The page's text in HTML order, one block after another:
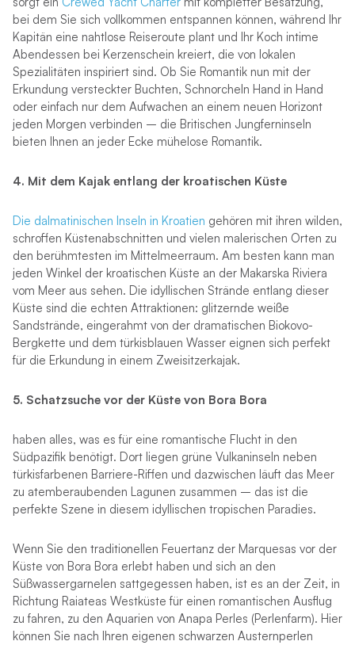
bei dem Sie sich vollkommen entspannen können, während Ihr
Kapitän eine nahtlose Reiseroute plant und Ihr Koch intime
Abendessen bei Kerzenschein kreiert, die von lokalen
Spezialitäten inspiriert sind. Ob Sie Romantik nun mit der
Erkundung versteckter Buchten, Schnorcheln Hand in Hand
oder einfach nur dem Aufwachen an einem neuen Horizont
jeden Morgen verbinden – die Britischen Jungferninseln
bieten Ihnen an jeder Ecke mühelose Romantik.
4. Mit dem Kajak entlang der kroatischen Küste
Die dalmatinischen Inseln in Kroatien gehören mit ihren wilden,
schroffen Küstenabschnitten und vielen malerischen Orten zu
den berühmtesten im Mittelmeerraum. Am besten kann man
jeden Winkel der kroatischen Küste an der Makarska Riviera
vom Meer aus sehen. Die idyllischen Strände entlang dieser
Küste sind die echten Attraktionen: glitzernde weiße
Sandstrände, eingerahmt von der dramatischen Biokovo-
Bergkette und dem türkisblauen Wasser eignen sich perfekt
für die Erkundung in einem Zweisitzerkajak.
5. Schatzsuche vor der Küste von Bora Bora
haben alles, was es für eine romantische Flucht in den
Südpazifik benötigt. Dort liegen grüne Vulkaninseln neben
türkisfarbenen Barriere-Riffen und dazwischen läuft das Meer
zu atemberaubenden Lagunen zusammen – das ist die
perfekte Szene in diesem idyllischen tropischen Paradies.
Wenn Sie den traditionellen Feuertanz der Marquesas vor der
Küste von Bora Bora erlebt haben und sich an den
Süßwassergarnelen sattgegessen haben, ist es an der Zeit, in
Richtung Raiateas Westküste für einen romantischen Ausflug
zu fahren, zu den Aquarien von Anapa Perles (Perlenfarm). Hier
können Sie nach Ihren eigenen schwarzen Austernperlen